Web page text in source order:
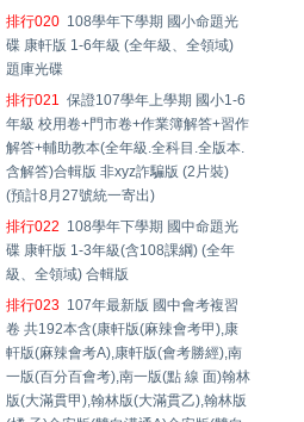
排行020 108學年下學期 國小命題光
碟 康軒版 1-6年級 (全年級、全領域)
題庫光碟
排行021 保證107學年上學期 國小1-6
年級 校用卷+門市卷+作業簿解答+習作
解答+輔助教本(全年級.全科目.全版本.
含解答)合輯版 非xyz詐騙版 (2片裝)
(預計8月27號統一寄出)
排行022 108學年下學期 國中命題光
碟 康軒版 1-3年級(含108課綱) (全年
級、全領域) 合輯版
排行023 107年最新版 國中會考複習
卷 共192本含(康軒版(麻辣會考甲),康
軒版(麻辣會考A),康軒版(會考勝經),南
一版(百分百會考),南一版(點 線 面)翰林
版(大滿貫甲),翰林版(大滿貫乙),翰林版